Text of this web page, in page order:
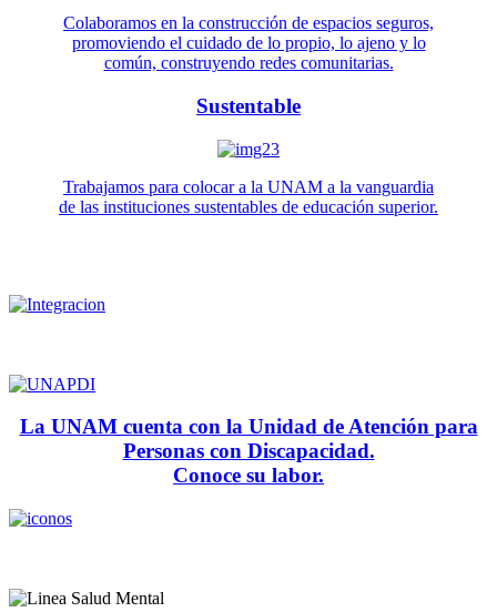
Colaboramos en la construcción de espacios seguros,
promoviendo el cuidado de lo propio, lo ajeno y lo
común, construyendo redes comunitarias.
Sustentable
Trabajamos para colocar a la UNAM a la vanguardia
de las instituciones sustentables de educación superior.
La UNAM cuenta con la Unidad de Atención para
Personas con Discapacidad.
Conoce su labor.